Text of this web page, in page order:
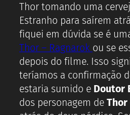
Thor tomando uma
Estranho para saírem
fiquei em dúvida se é
Thor – Ragnarok ou se
depois do filme. Isso
teríamos a confirmação
estaria sumido e Doutor
dos personagem de Thor